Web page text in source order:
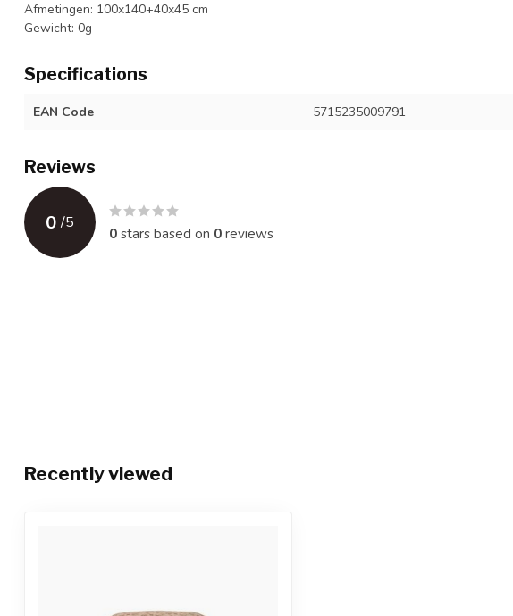
Afmetingen: 100x140+40x45 cm
Gewicht: 0g
Specifications
EAN Code 5715235009791
Reviews
0 /5
0stars based on 0reviews
Recently viewed